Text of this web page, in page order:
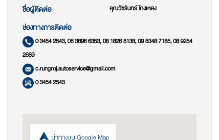
ชื่อผู้ติดต่อ คุณวัชรินทร์ โกงเหลง
ช่องทางการติดต่อ
0 3454 2543, 06 3896 6353, 08 1826 8138, 09 8348 7185, 08 9254
2689
c.rungroj.autoservice@gmail.com
0 3454 2543
นำทางบน Google Map